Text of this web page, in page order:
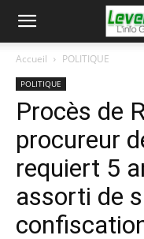
Accueil POLITIQUE
POLITIQUE
Procès de
procureur
requiert 5
assorti de